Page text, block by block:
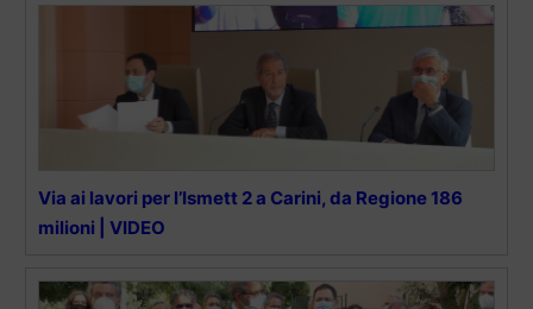
Via ai lavori per l’Ismett 2 a Carini, da Regione 186
milioni | VIDEO